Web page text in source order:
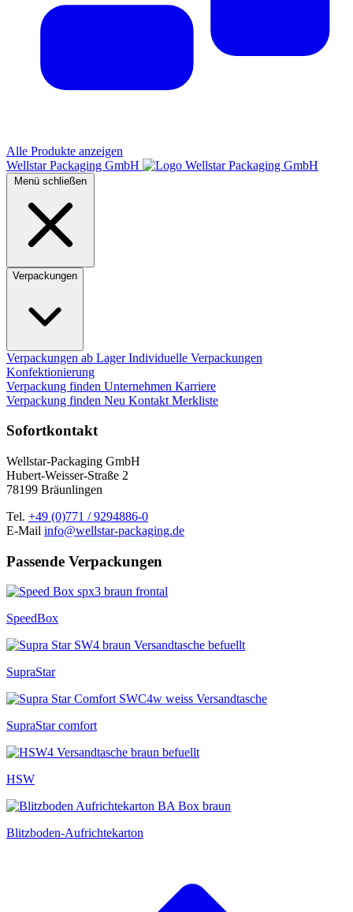
Alle Produkte anzeigen
Wellstar Packaging GmbH
Menü schließen
Verpackungen
Verpackungen ab LagerIndividuelle Verpackungen
Konfektionierung
Verpackung finden Unternehmen Karriere
Verpackung finden Neu Kontakt Merkliste
Sofortkontakt
Wellstar-Packaging GmbH
Hubert-Weisser-Straße 2
78199 Bräunlingen
Tel. +49 (0)771 / 9294886-0
E-Mail info@wellstar-packaging.de
Passende Verpackungen
SpeedBox
SupraStar
SupraStar comfort
HSW
Blitzboden-Aufrichtekarton